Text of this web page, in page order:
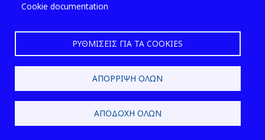
γενική ευθύνη για οποιαδήποτε
καυσίμων ή ραδιενεργών
αποβλήτων, όπως καθορίζεται
σε μια άδεια,
32. «κλιμακούμενη προσέγγιση»:
Cookie documentation
ΡΥΘΜΊΣΕΙΣ ΓΙΑ ΤΑ COOKIES
ΑΠΌΡΡΙΨΗ ΌΛΩΝ
ΑΠΟΔΟΧΉ ΌΛΩΝ